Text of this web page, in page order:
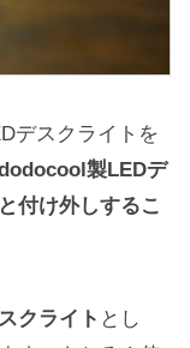
デスクライトを
製LEDデ
付け外しするこ
クライト とし